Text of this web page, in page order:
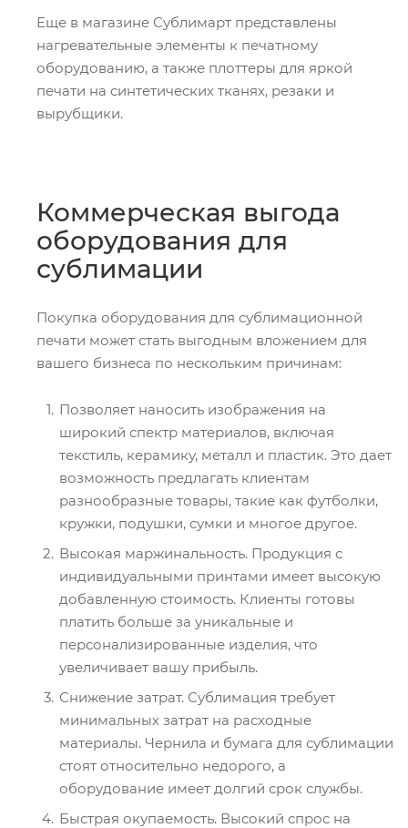
Еще в магазине Сублимарт представлены
нагревательные элементы к печатному
оборудованию, а также плоттеры для яркой
печати на синтетических тканях, резаки и
вырубщики.
Коммерческая выгода
оборудования для
сублимации
Покупка оборудования для сублимационной
печати может стать выгодным вложением для
вашего бизнеса по нескольким причинам:
Позволяет наносить изображения на
широкий спектр материалов, включая
текстиль, керамику, металл и пластик. Это дает
возможность предлагать клиентам
разнообразные товары, такие как футболки,
кружки, подушки, сумки и многое другое.
Высокая маржинальность. Продукция с
индивидуальными принтами имеет высокую
добавленную стоимость. Клиенты готовы
платить больше за уникальные и
персонализированные изделия, что
увеличивает вашу прибыль.
Снижение затрат. Сублимация требует
минимальных затрат на расходные
материалы. Чернила и бумага для сублимации
стоят относительно недорого, а
оборудование имеет долгий срок службы.
Быстрая окупаемость. Высокий спрос на